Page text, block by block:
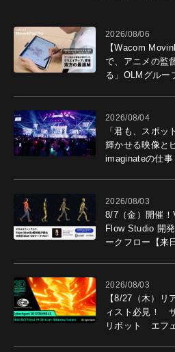
2026/08/06
【Wacom
で、アニメの監
る」OLMグルー
2026/08/04
「君も、スポ
輝かせる映像と
imaginateの仕事
2026/08/03
8/7（金）開催！
Flow Studio 開
ークフロー【来
2026/08/03
【8/27（木）リ
ィスト必見！
リボット エフ